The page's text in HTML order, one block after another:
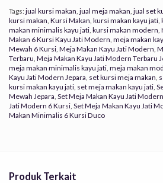
Tags:jual kursi makan jual meja makan jual set
kursi makan Kursi Makan kursi makan kayu jati
makan minimalis kayu jati kursi makan modern
Makan 6 Kursi Kayu Jati Modern meja makan
Mewah 6 Kursi Meja Makan Kayu Jati Modern
Terbaru Meja Makan Kayu Jati Modern Terbaru
meja makan minimalis kayu jati meja makan
Kayu Jati Modern Jepara set kursi meja makan
kursi makan kayu jati set meja makan kayu jati
Mewah Jepara Set Meja Makan Kayu Jati
Jati Modern 6 Kursi Set Meja Makan Kayu Jati
Makan Minimalis 6 Kursi Duco
Produk Terkait